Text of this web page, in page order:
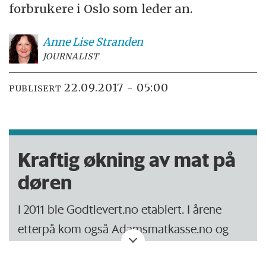
forbrukere i Oslo som leder an.
Anne Lise Stranden
JOURNALIST
PUBLISERT 22.09.2017 - 05:00
Kraftig økning av mat på
døren
I 2011 ble Godtlevert.no etablert. I årene
etterpå kom også Adamsmatkasse.no og